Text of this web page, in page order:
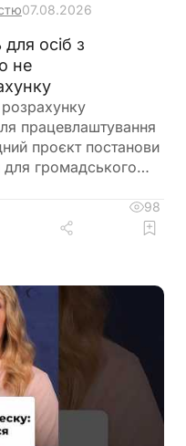
07.08.2026
осіб з
не
працевлаштування
проєкт постанови
громадського
визначення
працівників.
98